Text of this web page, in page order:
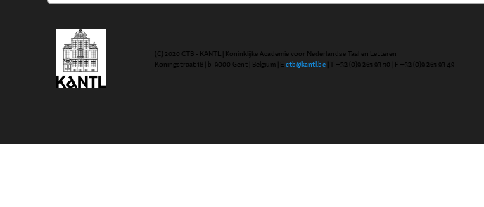
(C) 2020 CTB - KANTL | Koninklijke Academie voor Nederlandse Taal en Letteren
Koningstraat 18 | b-9000 Gent | Belgium | Ectb@kantl.be | T +32 (0)9 265 93 50 | F +32 (0)9 265 93 49